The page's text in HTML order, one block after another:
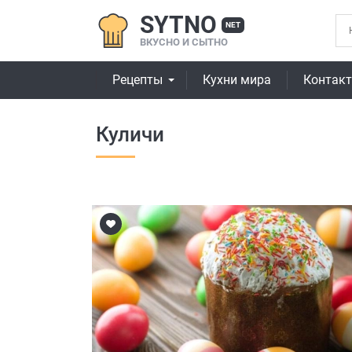
SYTNO NET
ВКУСНО И СЫТНО
Рецепты Кухни мира
Куличи